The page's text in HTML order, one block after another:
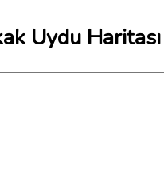
Uydu Haritası